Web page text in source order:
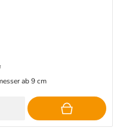
ab 9 cm